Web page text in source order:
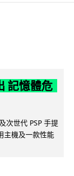
記憶體危
次世代 PSP 手提
主機及一款性能